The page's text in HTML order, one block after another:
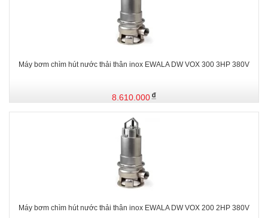
Máy bơm chìm hút nước thải thân inox EWALA DW VOX 300 3HP 380V
8.610.000
Máy bơm chìm hút nước thải thân inox EWALA DW VOX 200 2HP 380V